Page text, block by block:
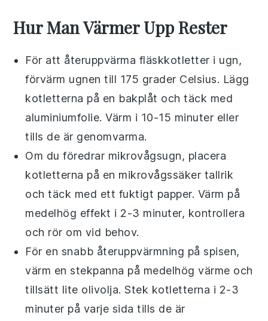
Hur Man Värmer Upp Rester
För att återuppvärma fläskkotletter i ugn,
förvärm ugnen till 175 grader Celsius. Lägg
kotletterna på en bakplåt och täck med
aluminiumfolie. Värm i 10-15 minuter eller
tills de är genomvarma.
Om du föredrar mikrovågsugn, placera
kotletterna på en mikrovågssäker tallrik
och täck med ett fuktigt papper. Värm på
medelhög effekt i 2-3 minuter, kontrollera
och rör om vid behov.
För en snabb återuppvärmning påspisen,
värm enstekpanna på medelhög värme och
tillsätt lite olivolja. Stek kotletterna i 2-3
minuter på varje sida tills de är